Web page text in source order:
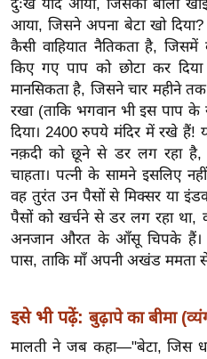
त्य
ज
ग
त
ऑ
टो
व
र्ल्ड
न्यू
ज
ब्री
म
नो
रं
दुःख याद आया, जिसकी बाली
आया, जिसने अपना बेटा खो
कैसी वाहियात नैतिकता है,
किए गए पाप को छोटा कर
मानसिकता है, जिसने चार महीने
रखा (ताकि भगवान भी इस पाप
दिया। 2400 रुपये मंदिर में रखे
नक़दी को छूने से डर लग रहा है,
चाहता। पत्नी के सामने इसलिए
वह तुरंत उन पैसों से मिक्सर या
पैसों को खर्चने से डर लग रहा था,
अनजान औरत के आँसू चिपके हैं।
पास, ताकि माँ अपनी अखंड
इसे भी पढ़ें: बुढ़ापे का बीमा
मालती ने जब कहा—"बेटा, जिस